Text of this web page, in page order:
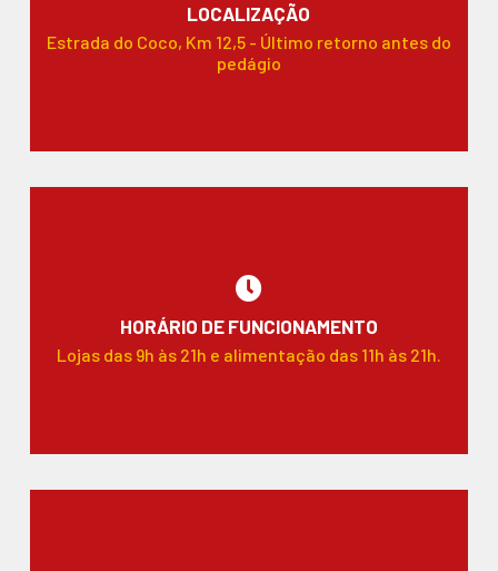
LOCALIZAÇÃO
Estrada do Coco, Km 12,5 - Último retorno antes do
pedágio
HORÁRIO DE FUNCIONAMENTO
Lojas das 9h às 21h e alimentação das 11h às 21h.